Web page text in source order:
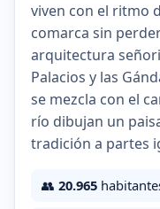
viven con el ritmo
comarca sin
arquitectura
Palacios y las
se mezcla con el
río dibujan un
tradición a partes
👥 20.965